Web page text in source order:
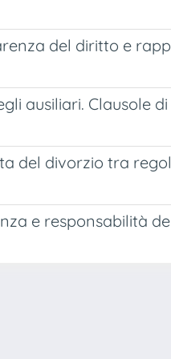
del diritto e
ausiliari. Clausole
del divorzio tra
e responsabilità